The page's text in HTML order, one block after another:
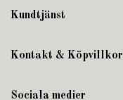
Kundtjänst
Kontakt & Köpvillkor
Sociala medier